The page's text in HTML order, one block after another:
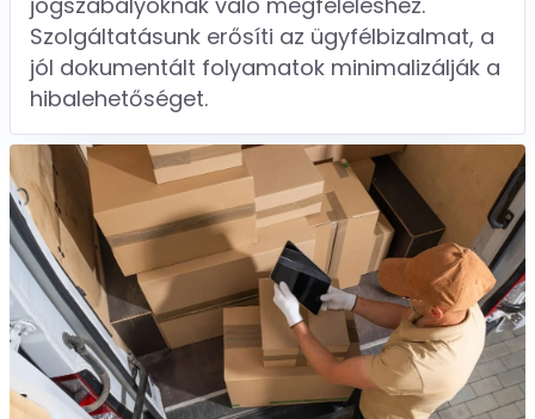
Szolgáltatásunk erősíti az ügyfélbizalmat, a
jól dokumentált folyamatok minimalizálják a
hibalehetőséget.